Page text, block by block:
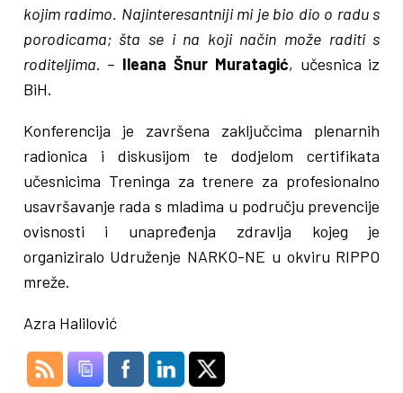
kojim radimo. Najinteresantniji mi je bio dio o radu s
porodicama; šta se i na koji način može raditi s
roditeljima. – Ileana Šnur Muratagić, učesnica iz
BiH.
Konferencija je završena zaključcima plenarnih
radionica i diskusijom te dodjelom certifikata
učesnicima Treninga za trenere za profesionalno
usavršavanje rada s mladima u području prevencije
ovisnosti i unapređenja zdravlja kojeg je
organiziralo Udruženje NARKO-NE u okviru RIPPO
mreže.
Azra Halilović